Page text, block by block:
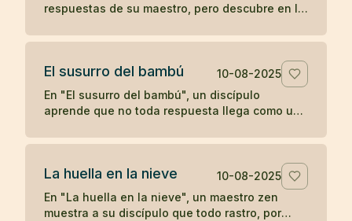
respuestas de su maestro, pero descubre en la
aprendizaje ocurre cuando las palabras se
El susurro del bambú
10-08-2025
En "El susurro del bambú", un discípulo
aprende que no toda respuesta llega como un
como un susurro que hay que saber escuchar.
La huella en la nieve
10-08-2025
En "La huella en la nieve", un maestro zen
muestra a su discípulo que todo rastro, por